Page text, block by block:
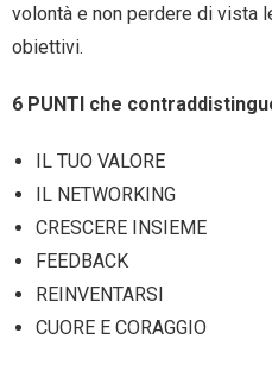
volontà e non perdere di vista
obiettivi.
6 PUNTI che
IL TUO VALORE
IL NETWORKING
CRESCERE INSIEME
FEEDBACK
REINVENTARSI
CUORE E CORAGGIO